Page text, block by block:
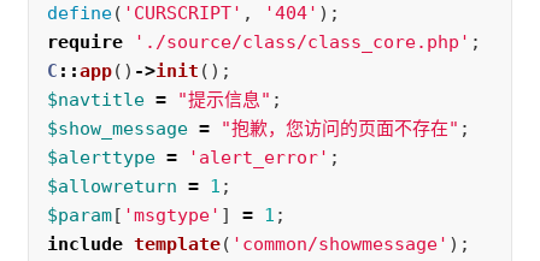
define( 'CURSCRIPT' , '404' );
require
'./source/class/class_core.php' ;
C ::app() ->init ();
$navtitle = "提示信息" ;
$show_message = "抱歉，您访问的页面不存在" ;
$alerttype = 'alert_error' ;
$allowreturn = 1 ;
$param[ 'msgtype' ] = 1 ;
include template( 'common/showmessage' );